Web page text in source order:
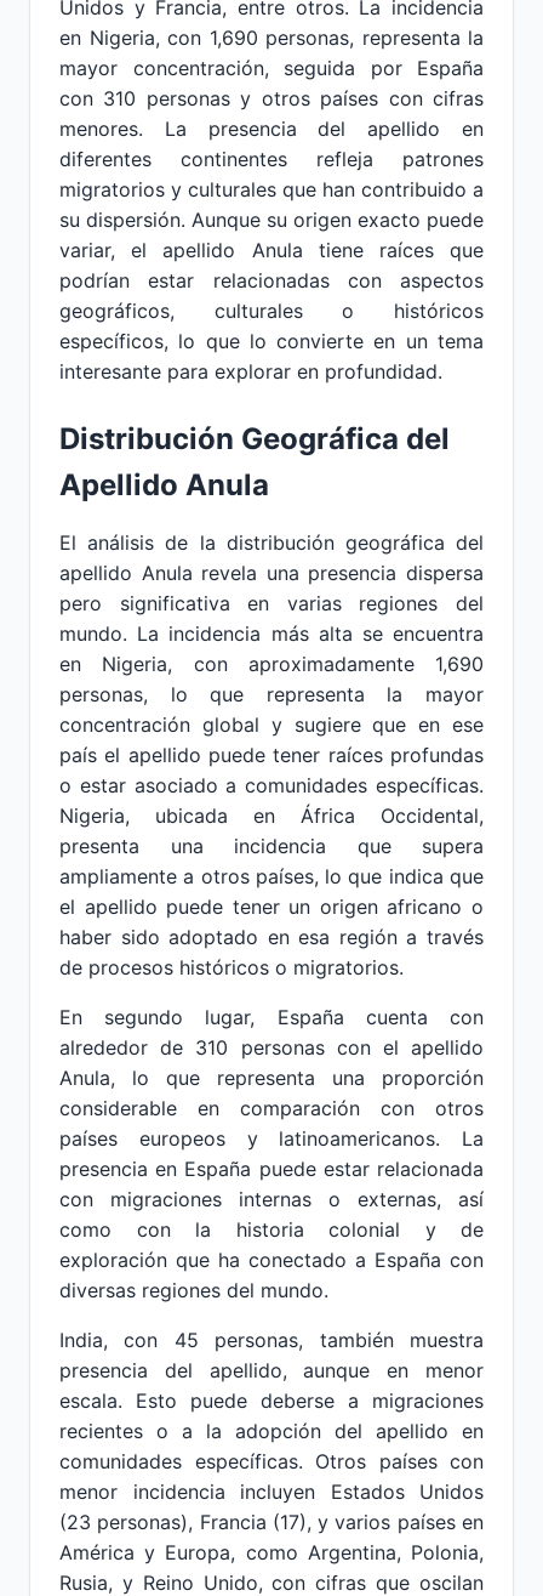
Unidos y Francia, entre otros. La incidencia
en Nigeria, con 1,690 personas, representa la
mayor concentración, seguida por España
con 310 personas y otros países con cifras
menores. La presencia del apellido en
diferentes continentes refleja patrones
migratorios y culturales que han contribuido a
su dispersión. Aunque su origen exacto puede
variar, el apellido Anula tiene raíces que
podrían estar relacionadas con aspectos
geográficos, culturales o históricos
específicos, lo que lo convierte en un tema
interesante para explorar en profundidad.
Distribución Geográfica del
Apellido Anula
El análisis de la distribución geográfica del
apellido Anula revela una presencia dispersa
pero significativa en varias regiones del
mundo. La incidencia más alta se encuentra
en Nigeria, con aproximadamente 1,690
personas, lo que representa la mayor
concentración global y sugiere que en ese
país el apellido puede tener raíces profundas
o estar asociado a comunidades específicas.
Nigeria, ubicada en África Occidental,
presenta una incidencia que supera
ampliamente a otros países, lo que indica que
el apellido puede tener un origen africano o
haber sido adoptado en esa región a través
de procesos históricos o migratorios.
En segundo lugar, España cuenta con
alrededor de 310 personas con el apellido
Anula, lo que representa una proporción
considerable en comparación con otros
países europeos y latinoamericanos. La
presencia en España puede estar relacionada
con migraciones internas o externas, así
como con la historia colonial y de
exploración que ha conectado a España con
diversas regiones del mundo.
India, con 45 personas, también muestra
presencia del apellido, aunque en menor
escala. Esto puede deberse a migraciones
recientes o a la adopción del apellido en
comunidades específicas. Otros países con
menor incidencia incluyen Estados Unidos
(23 personas), Francia (17), y varios países en
América y Europa, como Argentina, Polonia,
Rusia, y Reino Unido, con cifras que oscilan